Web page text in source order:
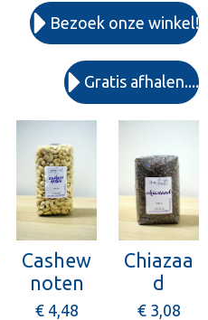
Bezoek onze winkel!
Gratis afhalen....
Cashew
noten
€ 4,48
Chiazaa
d
€ 3,08